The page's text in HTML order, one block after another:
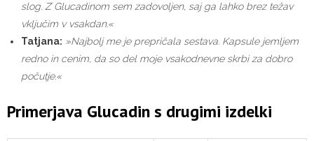
slog. Z Glucadinom sem zadovoljen, saj ga lahko brez težav
vključim v vsakdan.«
Tatjana: »Najbolj me je prepričala sestava. Kapsule jemljem
redno in cenim, da so del moje vsakodnevne skrbi za dobro
počutje.«
Primerjava Glucadin s drugimi izdelki